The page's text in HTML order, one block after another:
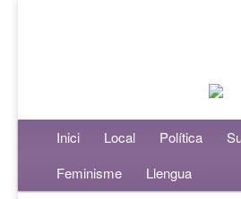
Menú principalAneu al contingut principal
Aneu al contingut secundari
Inici Local Política
Feminisme
Llengua